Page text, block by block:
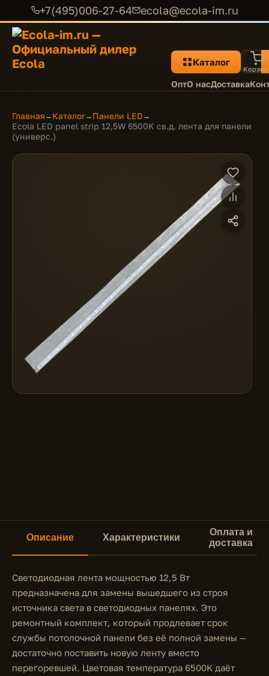
+7(495)006-27-64 ecola@ecola-im.ru
Каталог
ОптО насДоставка
Главная → Каталог→ Панели LED →
Ecola LED panel strip 12,5W 6500K св.д. лента для панели
(универс.)
Описание Характеристики
Оплата и
доставка
Светодиодная лента мощностью 12,5 Вт
предназначена для замены вышедшего из строя
источника света в светодиодных панелях. Это
ремонтный комплект, который продлевает срок
службы потолочной панели без её полной замены —
достаточно поставить новую ленту вместо
перегоревшей. Цветовая температура 6500K даёт